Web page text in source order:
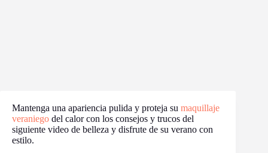
Mantenga una apariencia pulida y proteja su maquillaje
veraniego del calor con los consejos y trucos del
siguiente video de belleza y disfrute de su verano con
estilo.